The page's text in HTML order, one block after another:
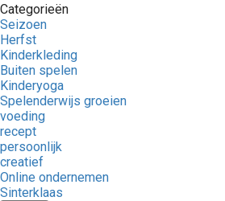
Categorieën
Seizoen
Herfst
Kinderkleding
Buiten spelen
Kinderyoga
Spelenderwijs groeien
voeding
recept
persoonlijk
creatief
Online ondernemen
Sinterklaas